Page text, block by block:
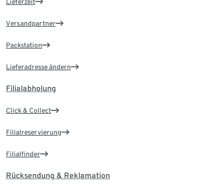
Lieferzeit
Versandpartner
Packstation
Lieferadresse ändern
Filialabholung
Click & Collect
Filialreservierung
Filialfinder
Rücksendung & Reklamation